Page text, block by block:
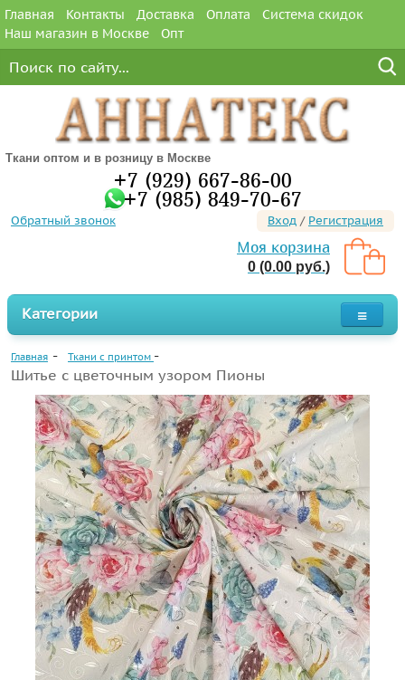
Главная Контакты Доставка Оплата
Система скидок
Наш магазин в Москве
Опт
Ткани оптом и в розницу в Москве
+7 (929) 667-86-00
+7 (985) 849-70-67
Обратный звонок Вход / Регистрация
Моя корзина
0 (0.00 руб.)
Категории
Главная Ткани с принтом
Шитье с цветочным узором Пионы